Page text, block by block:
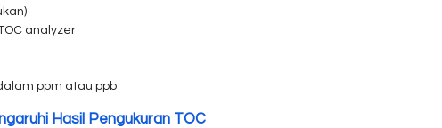
analyzer
ppm atau ppb
Hasil Pengukuran TOC